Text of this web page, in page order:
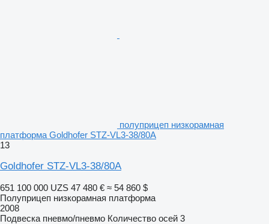
полуприцеп низкорамная
платформа Goldhofer STZ-VL3-38/80A
13
Goldhofer STZ-VL3-38/80A
651 100 000 UZS 47 480 € ≈ 54 860 $
Полуприцеп низкорамная платформа
2008
Подвеска пневмо/пневмо Количество осей 3